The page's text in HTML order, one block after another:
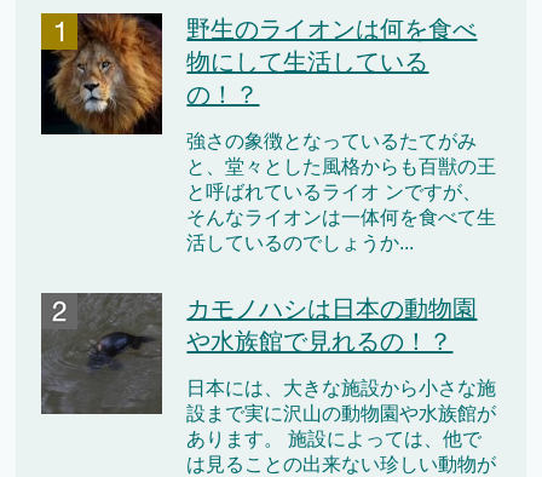
野生のライオンは何を食べ
物にして生活している
の！？
強さの象徴となっているたてがみ
と、堂々とした風格からも百獣の王
と呼ばれているライオ ンですが、
そんなライオンは一体何を食べて生
活しているのでしょうか...
カモノハシは日本の動物園
や水族館で見れるの！？
日本には、大きな施設から小さな施
設まで実に沢山の動物園や水族館が
あります。 施設によっては、他で
は見ることの出来ない珍しい動物が